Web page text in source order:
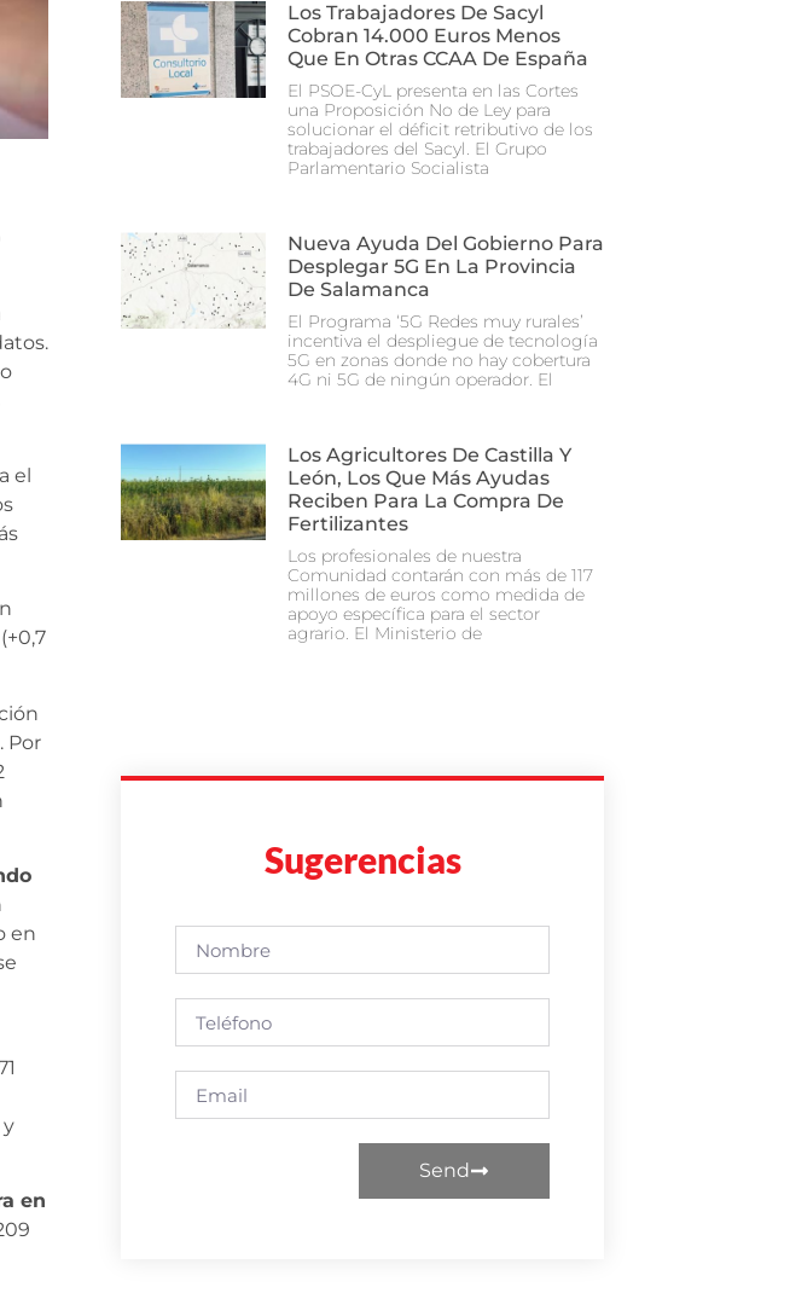
el
Por
en
y
en
Los Trabajadores De Sacyl
Cobran 14.000 Euros Menos
Que En Otras CCAA De España
El PSOE-CyL presenta en las Cortes
una Proposición No de Ley para
solucionar el déficit retributivo de los
trabajadores del Sacyl. El Grupo
Parlamentario Socialista
Nueva Ayuda Del Gobierno Para
Desplegar 5G En La Provincia
De Salamanca
El Programa ‘5G Redes muy rurales’
incentiva el despliegue de tecnología
5G en zonas donde no hay cobertura
4G ni 5G de ningún operador. El
Los Agricultores De Castilla Y
León, Los Que Más Ayudas
Reciben Para La Compra De
Fertilizantes
Los profesionales de nuestra
Comunidad contarán con más de 117
millones de euros como medida de
apoyo específica para el sector
agrario. El Ministerio de
Sugerencias
Send